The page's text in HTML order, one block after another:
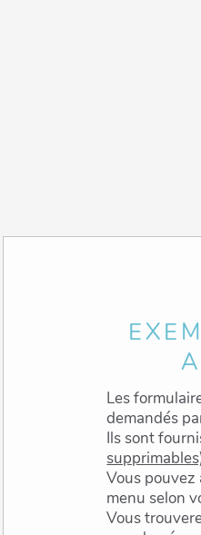
Les
demandés
Ils sont
Vous pouvez
menu selon
Vous